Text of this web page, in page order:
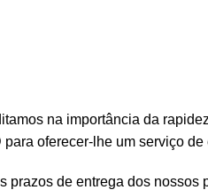
na importância da
oferecer-lhe um serviço
prazos de entrega dos nossos